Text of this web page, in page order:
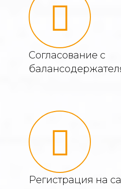
Согласование с
Регистрация на